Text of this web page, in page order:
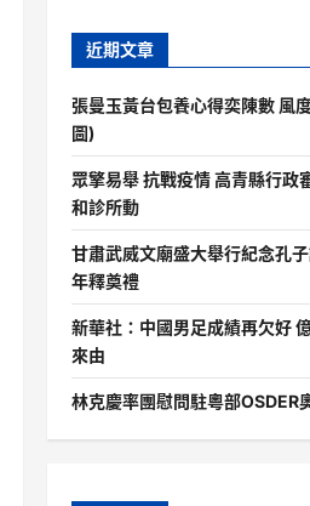
近期文章
張曼玉黃台包養心得奕陳數 風
圖)
眾擎易舉 抗戰疫情 高青縣行政
和診所動
甘肅武威文廟盛大舉行紀念孔
年釋奠禮
新華社：中國男足成績再欠好
來由
林克慶率團慰問駐粵部OSDER